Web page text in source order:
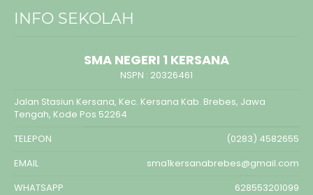
INFO SEKOLAH
SMA NEGERI 1 KERSANA
NSPN : 20326461
Jalan Stasiun Kersana, Kec. Kersana Kab. Brebes, Jawa
Tengah, Kode Pos 52264
TELEPON
(0283) 4582655
EMAIL
sma1kersanabrebes@gmail.com
WHATSAPP
628553201099